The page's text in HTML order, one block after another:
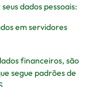
dados pessoais:
em servidores
financeiros, são
segue padrões de